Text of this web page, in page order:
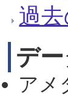
過
デ
アメ